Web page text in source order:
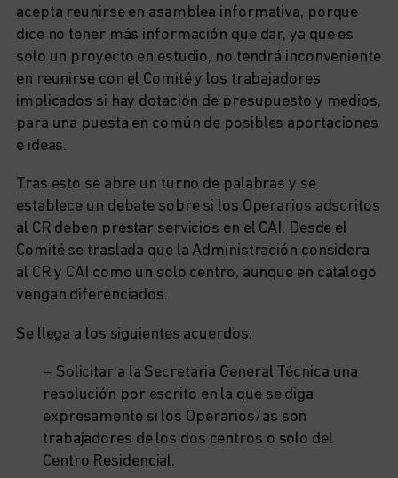
acepta reunirse en asamblea informativa, porque
dice no tener más información que dar, ya que es
solo un proyecto en estudio, no tendrá inconveniente
en reunirse con el Comité y los trabajadores
implicados si hay dotación de presupuesto y medios,
para una puesta en común de posibles aportaciones
e ideas.
Tras esto se abre un turno de palabras y se
establece un debate sobre si los Operarios adscritos
al CR deben prestar servicios en el CAI. Desde el
Comité se traslada que la Administración considera
al CR y CAI como un solo centro, aunque en catalogo
vengan diferenciados.
Se llega a los siguientes acuerdos:
– Solicitar a la Secretaria General Técnica una
resolución por escrito en la que se diga
expresamente si los Operarios/as son
trabajadores de los dos centros o solo del
Centro Residencial.